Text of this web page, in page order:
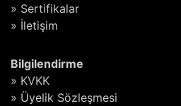
» Sertifikalar
» İletişim
Bilgilendirme
» KVKK
» Üyelik Sözleşmesi